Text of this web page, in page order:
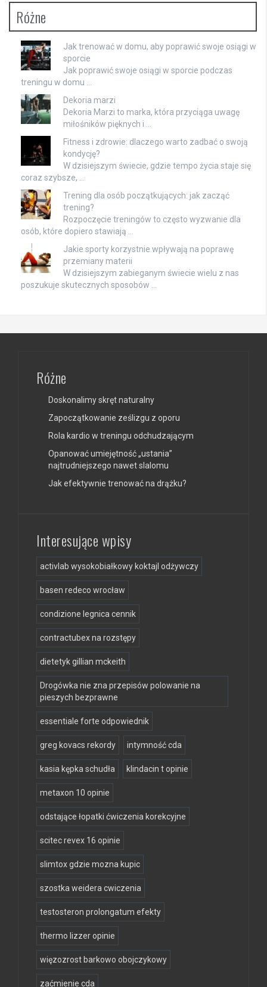
Różne
Jak trenować w domu, aby poprawić swoje osiągi w
sporcie
Jak poprawić swoje osiągi w sporcie podczas
treningu w domu …
Dekoria marzi
Dekoria Marzi to marka, która przyciąga uwagę
miłośników pięknych i …
Fitness i zdrowie: dlaczego warto zadbać o swoją
kondycję?
W dzisiejszym świecie, gdzie tempo życia staje się
coraz szybsze, …
Trening dla osób początkujących: jak zacząć
trening?
Rozpoczęcie treningów to często wyzwanie dla
osób, które dopiero stawiają …
Jakie sporty korzystnie wpływają na poprawę
przemiany materii
W dzisiejszym zabieganym świecie wielu z nas
poszukuje skutecznych sposobów …
Różne
Doskonalimy skręt naturalny
Zapoczątkowanie ześlizgu z oporu
Rola kardio w treningu odchudzającym
Opanować umiejętność „ustania”
najtrudniejszego nawet slalomu
Jak efektywnie trenować na drążku?
Interesujące wpisy
activlab wysokobiałkowy koktajl odżywczy
basen redeco wrocław
condizione legnica cennik
contractubex na rozstępy
dietetyk gillian mckeith
Drogówka nie zna przepisów polowanie na
pieszych bezprawne
essentiale forte odpowiednik
greg kovacs rekordy intymność cda
kasia kępka schudła klindacin t opinie
metaxon 10 opinie
odstające łopatki ćwiczenia korekcyjne
scitec revex 16 opinie
slimtox gdzie mozna kupic
szostka weidera cwiczenia
testosteron prolongatum efekty
thermo lizzer opinie
więzozrost barkowo obojczykowy
zaćmienie cda